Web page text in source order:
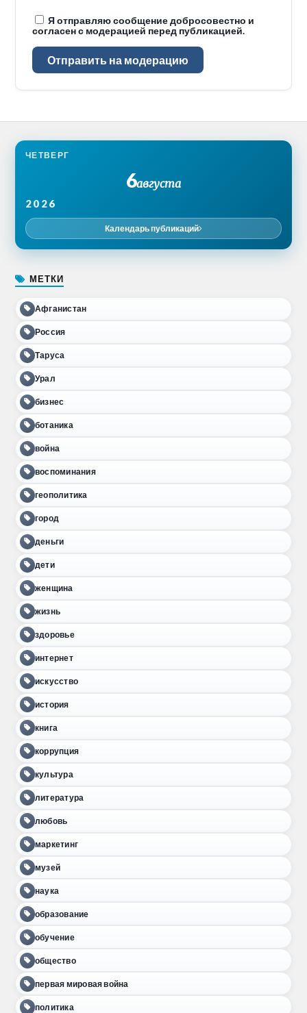
Я отправляю сообщение добросовестно и
согласен с модерацией перед публикацией.
Отправить на модерацию
ЧЕТВЕРГ
6августа
2026
Календарь публикаций
МЕТКИ
Афганистан
Россия
Таруса
Урал
бизнес
ботаника
война
воспоминания
геополитика
город
деньги
дети
женщина
жизнь
здоровье
интернет
искусство
история
книга
коррупция
культура
литература
любовь
маркетинг
музей
наука
образование
обучение
общество
первая мировая война
политика